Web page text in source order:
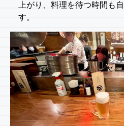
上がり、料理を待つ時間も
す。